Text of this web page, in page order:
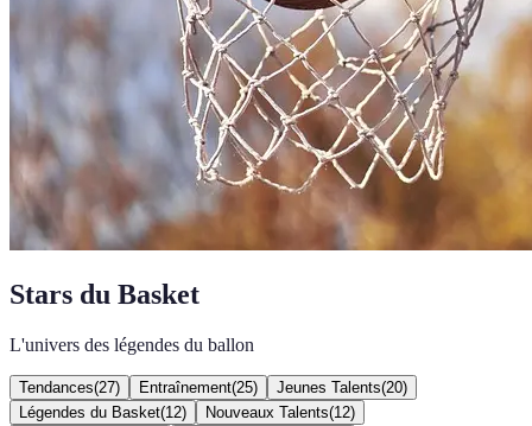
Stars du Basket
L'univers des légendes du ballon
Tendances(27) Entraînement(25) Jeunes Talents(20)
Légendes du Basket(12) Nouveaux Talents(12)